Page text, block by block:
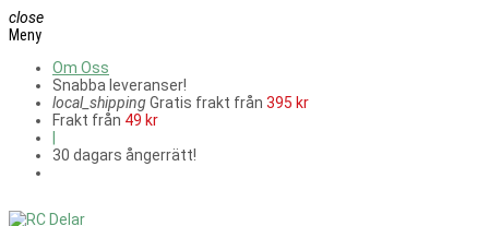
close
Meny
Om Oss
Snabba leveranser!
local_shippingGratis frakt från 395 kr
Frakt från 49 kr
30 dagars ångerrätt!